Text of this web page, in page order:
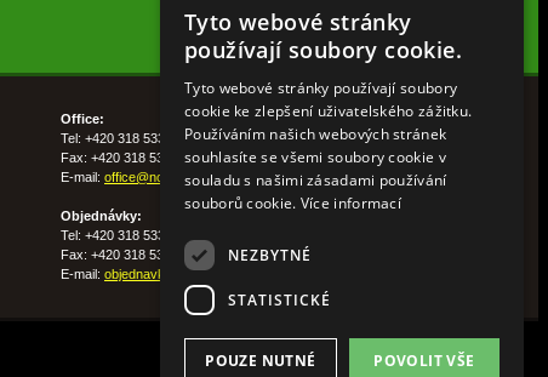
Office:
Tel: +420 318 533 511
Fax: +420 318 533 513
E-mail: office@nohelgarden.cz
Objednávky:
Tel: +420 318 533 533
Fax: +420 318 533 538
E-mail: objednavky@nohelgarden.cz
Tyto webové stránky
používají soubory cookie.
Tyto webové stránky používají soubory
cookie ke zlepšení uživatelského zážitku.
Používáním našich webových stránek
souhlasíte se všemi soubory cookie v
souladu s našimi zásadami používání
souborů cookie. Více informací
NEZBYTNÉ
STATISTICKÉ
POVOLIT VŠE
POUZE NUTNÉ